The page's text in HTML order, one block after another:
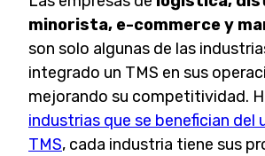
minorista, e-commerce y
son solo algunas de las
integrado un TMS en sus
mejorando su competitividad.
industrias que se benefician del
TMS, cada industria tiene sus